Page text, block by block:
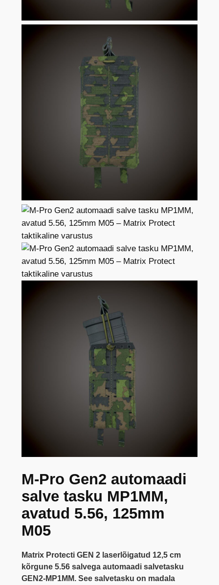
M-Pro Gen2 automaadi
salve tasku MP1MM,
avatud 5.56, 125mm
M05
Matrix Protecti GEN 2 laserlõigatud 12,5 cm
kõrgune 5.56 salvega automaadi salvetasku
GEN2-MP1MM. See salvetasku on madala